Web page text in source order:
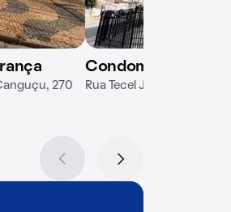
270
Condomínio
Rua Tecel José Ferreira